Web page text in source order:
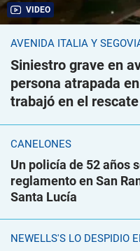
VIDEO
AVENIDA ITALIA Y
Siniestro grave en
persona atrapada
trabajó en el rescate
CANELONES
Un policía de 52 años
reglamento en San
Santa Lucía
NEWELLS'S LO DESPIDIÓ